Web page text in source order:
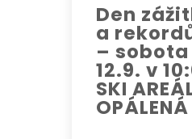
Den
a
– sobota
12.9. v
SKI
OPÁLENÁ